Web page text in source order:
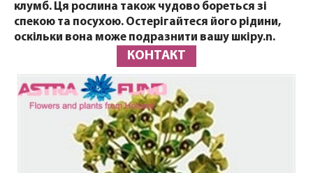
клумб. Ця рослина також чудово бореться зі
спекою та посухою. Остерігайтеся його рідини,
оскільки вона може подразнити вашу шкіру.n.
КОНТАКТ